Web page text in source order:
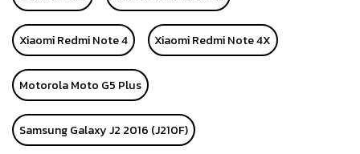
Xiaomi Redmi Note 4 Xiaomi Redmi Note 4X
Motorola Moto G5 Plus
Samsung Galaxy J2 2016 (J210F)